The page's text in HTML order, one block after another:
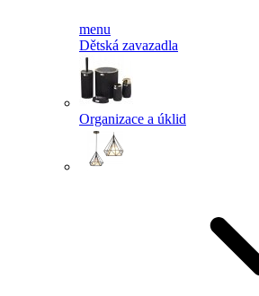
menu
Dětská zavazadla
Organizace a úklid